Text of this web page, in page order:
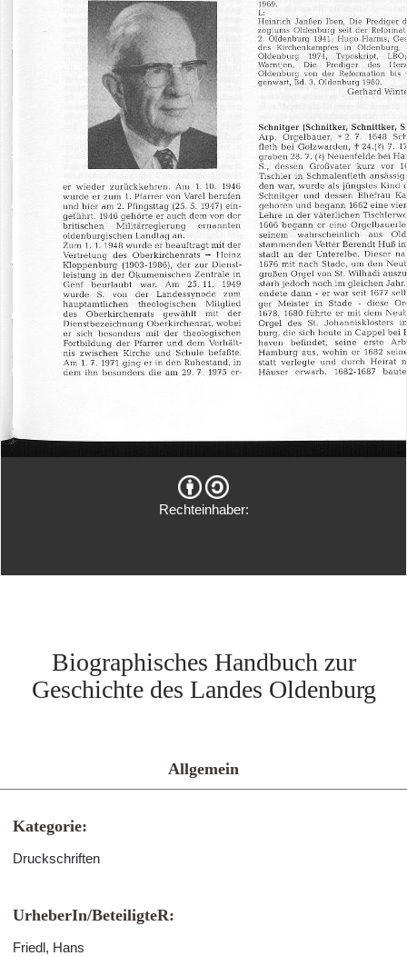
Rechteinhaber:
Biographisches Handbuch zur
Geschichte des Landes Oldenburg
Allgemein
Kategorie:
Druckschriften
UrheberIn/BeteiligteR:
Friedl, Hans